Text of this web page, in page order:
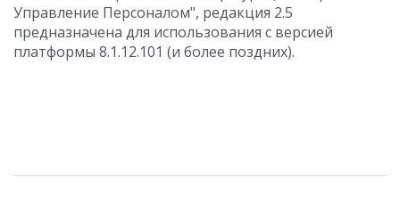
Управление Персоналом", редакция 2.5
предназначена для использования с версией
платформы 8.1.12.101 (и более поздних).